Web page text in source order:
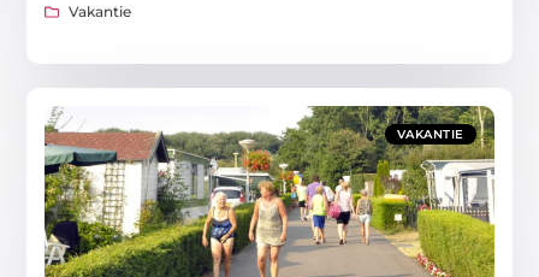
Vakantie
VAKANTIE